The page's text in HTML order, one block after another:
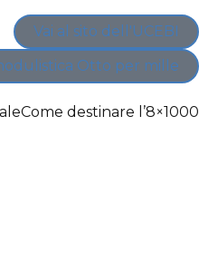
Vai al sito dell'UCEBI
Otto per mille
Come destinare l’8×1000